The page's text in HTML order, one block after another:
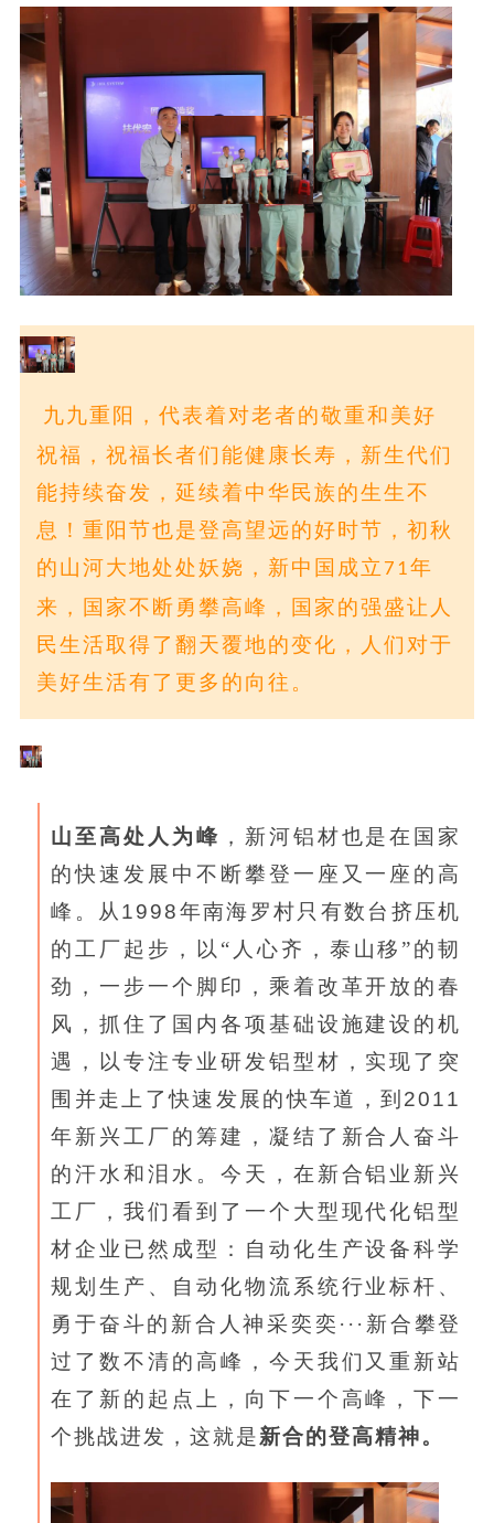
九九重阳，代表着对老者的敬重和美好
祝福，祝福长者们能健康长寿，新生代们
能持续奋发，延续着中华民族的生生不
息！重阳节也是登高望远的好时节，初秋
的山河大地处处妖娆，新中国成立 71年
来，国家不断勇攀高峰，国家的强盛让人
民生活取得了翻天覆地的变化，人们对于
美好生活有了更多的向往。
山至高处人为峰 ，新河铝材也是在国家
的快速发展中不断攀登一座又一座的高
峰。从 1998年南海罗村只有数台挤压机
的工厂起步，以“人心齐，泰山移”的韧
劲，一步一个脚印，乘着改革开放的春
风，抓住了国内各项基础设施建设的机
遇，以专注专业研发铝型材，实现了突
围并走上了快速发展的快车道，到 2011
年新兴工厂的筹建，凝结了新合人奋斗
的汗水和泪水。今天，在新合铝业新兴
工厂，我们看到了一个大型现代化铝型
材企业已然成型：自动化生产设备科学
规划生产、自动化物流系统行业标杆、
勇于奋斗的新合人神采奕奕···新合攀登
过了数不清的高峰，今天我们又重新站
在了新的起点上，向下一个高峰，下一
个挑战进发，这就是新合的登高精神。